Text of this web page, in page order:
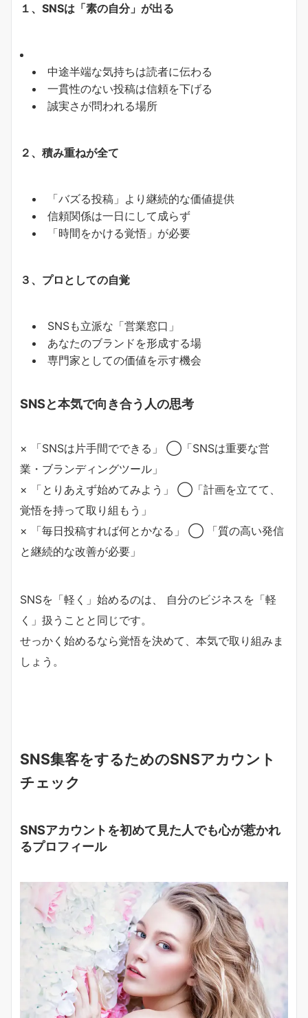
１、SNSは「素の自分」が出る
中途半端な気持ちは読者に伝わる
一貫性のない投稿は信頼を下げる
誠実さが問われる場所
２、積み重ねが全て
「バズる投稿」より継続的な価値提供
信頼関係は一日にして成らず
「時間をかける覚悟」が必要
３、プロとしての自覚
SNSも立派な「営業窓口」
あなたのブランドを形成する場
専門家としての価値を示す機会
SNSと本気で向き合う人の思考
× 「SNSは片手間でできる」 ◯「SNSは重要な営
業・ブランディングツール」
× 「とりあえず始めてみよう」 ◯「計画を立てて、
覚悟を持って取り組もう」
× 「毎日投稿すれば何とかなる」 ◯ 「質の高い発信
と継続的な改善が必要」
SNSを「軽く」始めるのは、 自分のビジネスを「軽
く」扱うことと同じです。
せっかく始めるなら覚悟を決めて、本気で取り組みま
しょう。
SNS集客をするためのSNSアカウント
チェック
SNSアカウントを初めて見た人でも心が惹かれ
るプロフィール